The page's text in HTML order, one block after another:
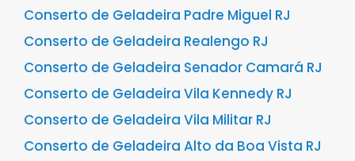
Conserto de Geladeira Padre Miguel RJ
Conserto de Geladeira Realengo RJ
Conserto de Geladeira Senador Camará RJ
Conserto de Geladeira Vila Kennedy RJ
Conserto de Geladeira Vila Militar RJ
Conserto de Geladeira Alto da Boa Vista RJ